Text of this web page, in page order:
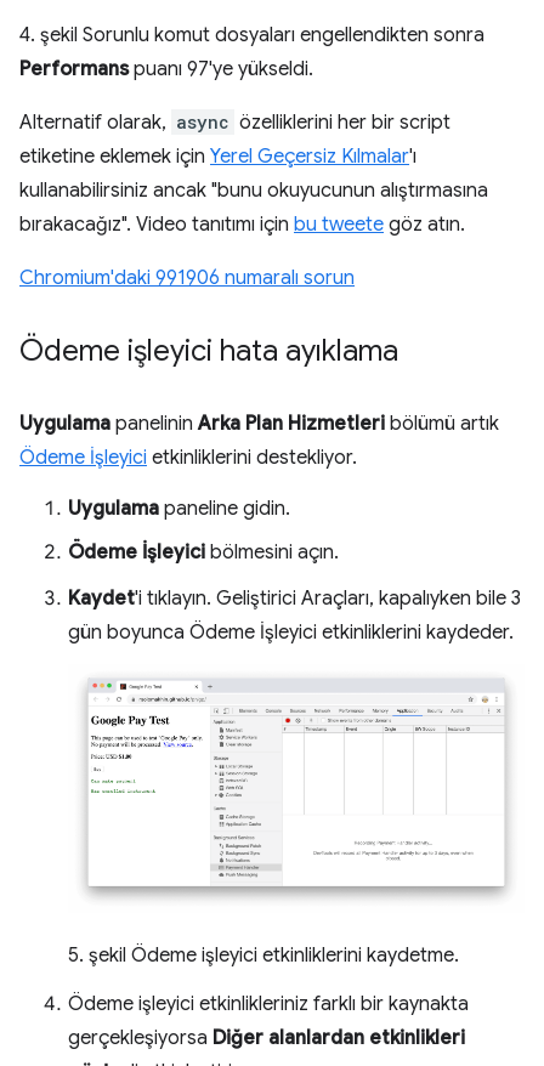
4. şekil Sorunlu komut dosyaları engellendikten sonra
Performanspuanı 97'ye yükseldi.
Alternatif olarak, async özelliklerini her bir script
etiketine eklemek için Yerel Geçersiz Kılmalar'ı
kullanabilirsiniz ancak "bunu okuyucunun alıştırmasına
bırakacağız". Video tanıtımı için bu tweete göz atın.
Chromium'daki 991906 numaralı sorun
Ödeme işleyici hata ayıklama
Uygulama panelininArka Plan Hizmetleri bölümü artık
Ödeme İşleyici etkinliklerini destekliyor.
Uygulama paneline gidin.
Ödeme İşleyici bölmesini açın.
Kaydet'i tıklayın. Geliştirici Araçları, kapalıyken bile 3
gün boyunca Ödeme İşleyici etkinliklerini kaydeder.
5. şekil Ödeme işleyici etkinliklerini kaydetme.
Ödeme işleyici etkinlikleriniz farklı bir kaynakta
gerçekleşiyorsa Diğer alanlardan etkinlikleri